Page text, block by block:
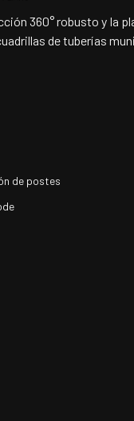
360° robusto y la
de tuberías
de postes